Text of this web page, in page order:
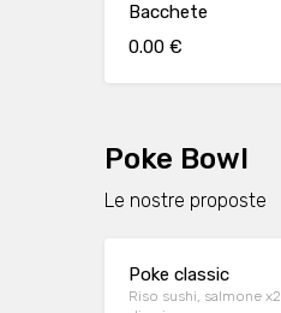
Bacchete
0.00 €
Poke Bowl
Le nostre proposte
Poke classic
Riso sushi, salmone